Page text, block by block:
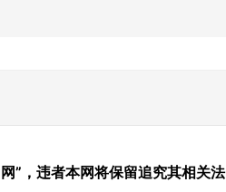
”，违者本网将保留追究其相关法